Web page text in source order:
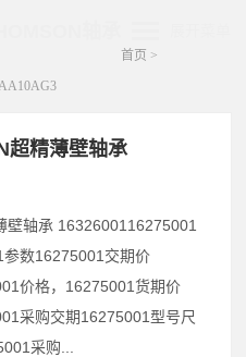
首页 >
超精薄壁轴承
壁轴承 1632600116275001
数16275001交期价
价格，16275001货期价
采购交期16275001型号尺
采购...